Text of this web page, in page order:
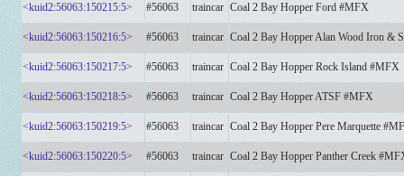
<kuid2:56063:150215:5> #56063 traincar Coal 2 Bay Hopper Ford #MFX
<kuid2:56063:150216:5> #56063 traincar Coal 2 Bay Hopper Alan Wood Iron &
<kuid2:56063:150217:5> #56063 traincar Coal 2 Bay Hopper Rock Island #MFX
<kuid2:56063:150218:5> #56063 traincar Coal 2 Bay Hopper ATSF #MFX
<kuid2:56063:150219:5> #56063 traincar Coal 2 Bay Hopper Pere Marquette
<kuid2:56063:150220:5> #56063 traincar Coal 2 Bay Hopper Panther Creek